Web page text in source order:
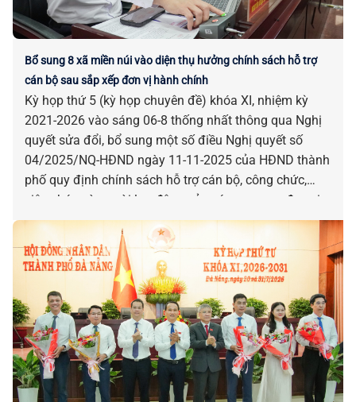
Bổ sung 8 xã miền núi vào diện thụ hưởng chính sách hỗ trợ
cán bộ sau sắp xếp đơn vị hành chính
Kỳ họp thứ 5 (kỳ họp chuyên đề) khóa XI, nhiệm kỳ
2021-2026 vào sáng 06-8 thống nhất thông qua Nghị
quyết sửa đổi, bổ sung một số điều Nghị quyết số
04/2025/NQ-HĐND ngày 11-11-2025 của HĐND thành
phố quy định chính sách hỗ trợ cán bộ, công chức,
viên chức và người lao động của các cơ quan, đơn vị
bị tác động, ảnh hưởng do sắp xếp đơn vị hành chính.